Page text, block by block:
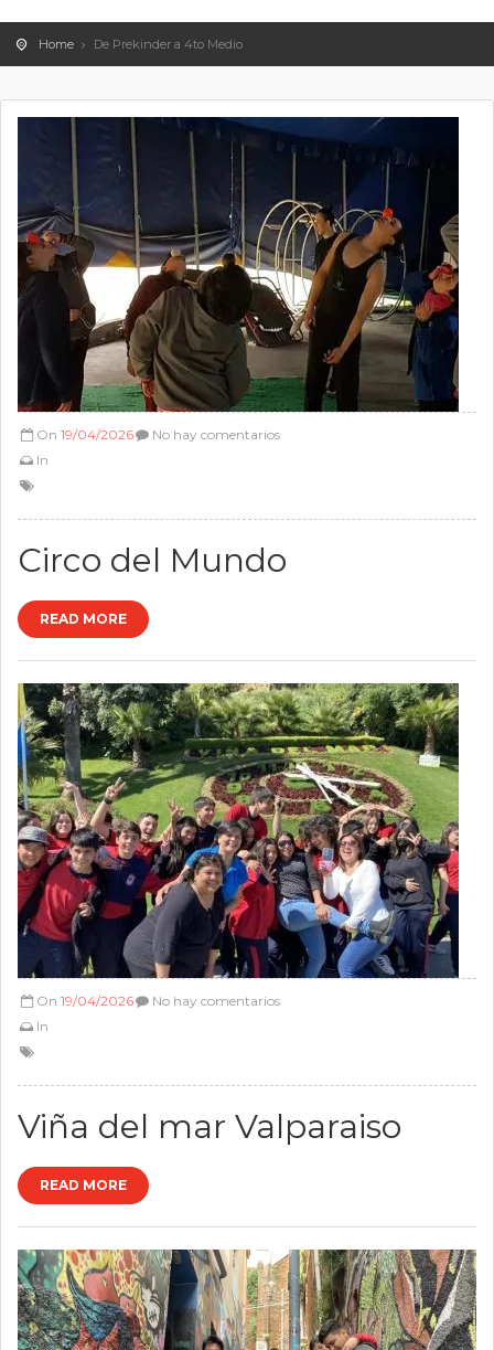
Home De Prekinder a 4to Medio
On 19/04/2026
In
No hay comentarios
Circo del Mundo
READ MORE
On 19/04/2026
In
No hay comentarios
Viña del mar Valparaiso
READ MORE